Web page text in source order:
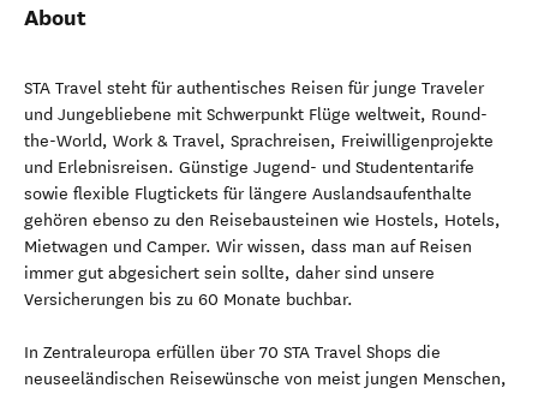
About
STA Travel steht für authentisches Reisen für junge Traveler
und Jungebliebene mit Schwerpunkt Flüge weltweit, Round-
the-World, Work & Travel, Sprachreisen, Freiwilligenprojekte
und Erlebnisreisen. Günstige Jugend- und Studententarife
sowie flexible Flugtickets für längere Auslandsaufenthalte
gehören ebenso zu den Reisebausteinen wie Hostels, Hotels,
Mietwagen und Camper. Wir wissen, dass man auf Reisen
immer gut abgesichert sein sollte, daher sind unsere
Versicherungen bis zu 60 Monate buchbar.
In Zentraleuropa erfüllen über 70 STA Travel Shops die
neuseeländischen Reisewünsche von meist jungen Menschen,